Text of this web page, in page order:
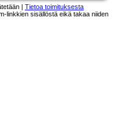
| Tietoa toimituksesta
linkkien sisällöstä eikä takaa niiden